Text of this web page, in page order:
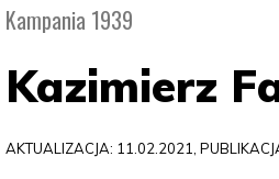
Kampania 1939
Kazimierz
AKTUALIZACJA: 11.02.2021,